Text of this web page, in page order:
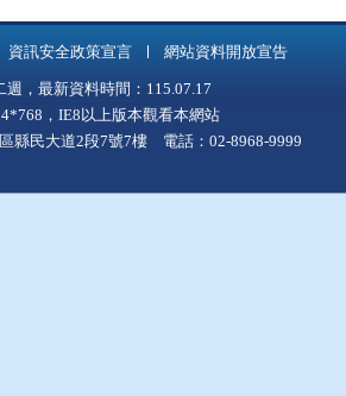
資訊安全政策宣言 網站資料開放宣告
週，最新資料時間：115.07.17
，IE8以上版本觀看本網站
縣民大道2段7號7樓 電話：02-8968-9999